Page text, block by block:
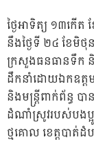
ថ្ងៃអាទិត្យ ១៣កើ
នឹងថ្ងៃទី ២៤ ខែមិថុ
ក្រសួងធនធានទឹក និ
ដឹកនាំដោយឯកឧត្ត
និងមន្ត្រីពាក់ព័ន្ធ
ដំណាំស្រូវរបស់បងប្
ថ្មគោល ខេត្តបាត់ដំ